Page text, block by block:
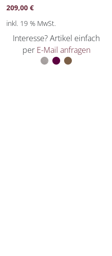
209,00€
inkl. 19 % MwSt.
Interesse? Artikel einfach
per E-Mail anfragen